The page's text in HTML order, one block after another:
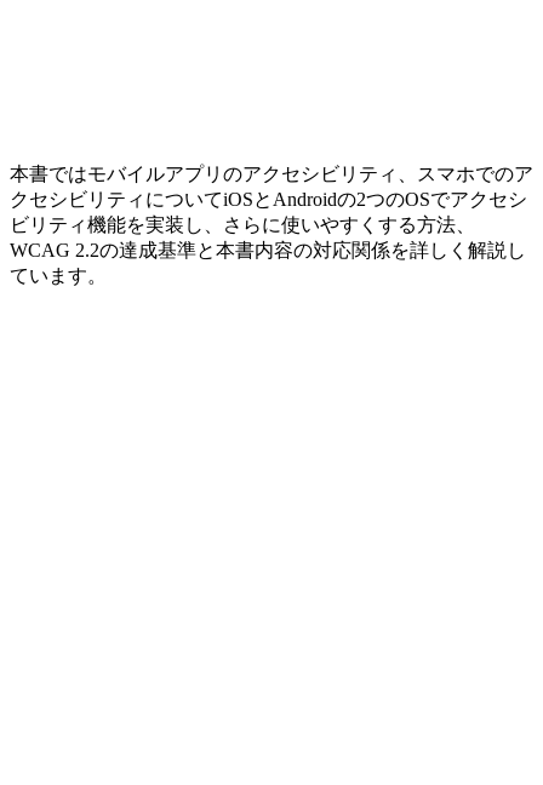
本書ではモバイルアプリのアクセシビリティ、スマホでのア
クセシビリティについてiOSとAndroidの2つのOSでアクセシ
ビリティ機能を実装し、さらに使いやすくする方法、
WCAG 2.2の達成基準と本書内容の対応関係を詳しく解説し
ています。